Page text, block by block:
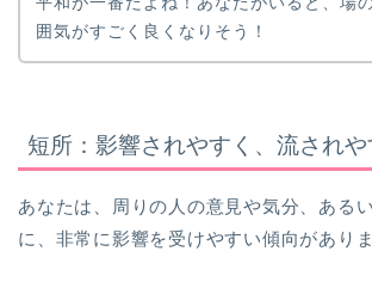
囲気がすごく良くなりそう！
短所：影響されやすく、流されや
あなたは、周りの人の意見や気分、ある
に、非常に影響を受けやすい傾向がありま